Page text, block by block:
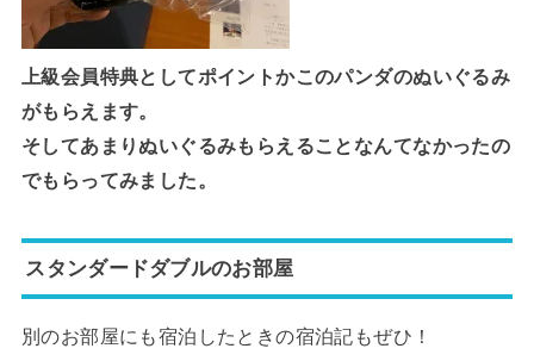
上級会員特典としてポイントかこのパンダのぬいぐるみ
がもらえます。
そしてあまりぬいぐるみもらえることなんてなかったの
でもらってみました。
スタンダードダブルのお部屋
別のお部屋にも宿泊したときの宿泊記もぜひ！